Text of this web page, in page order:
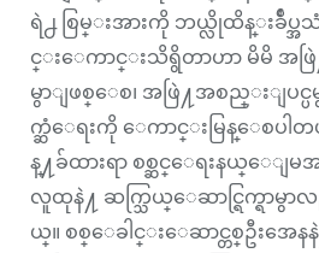
ရဲ႕ စြမ္းအားကို ဘယ္လိုထိန္းခ်ဳပ္
င္းေကာင္းသိရွိတာဟာ မိမိ အဖ
မွာျဖစ္ေစ၊ အဖြဲ႔အစည္းျပင္ပ
က္ဆံေရးကို ေကာင္းမြန္ေစပါတ
န္႔ခ်ထားရာ စစ္ဆင္ေရးနယ္ေျ
လူထုနဲ႔ ဆက္သြယ္ေဆာင္ရြက္ရာမွ
ယ္။ စစ္ေခါင္းေဆာင္တစ္ဦးအေန